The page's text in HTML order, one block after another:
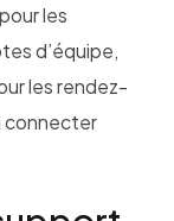
les
d’équipe,
les rendez-
connecter